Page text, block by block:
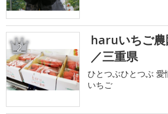
2
haruいちご農
／三重県
ひとつぶひとつぶ 愛
いちご